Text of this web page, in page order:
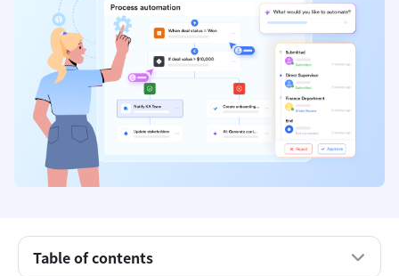
Table of contents
旗舰（服务）机器人与标准会话机器人有何不同？
独立机器人问题：为何孤立的人工智能会造成组织孤
岛
内部机器人与外部机器人：掌握代理型人工智能部署
构建一个无代码的内部帮助台，并配备旗舰（服务）
会话机器人